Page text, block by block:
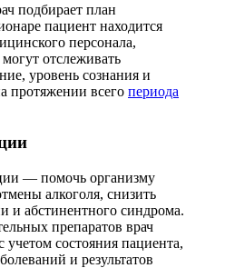
подбирает план
пациент находится
персонала,
отслеживать
уровень сознания и
протяжении всего периода
— помочь организму
алкоголя, снизить
и абстинентного синдрома.
препаратов врач
состояния пациента,
и результатов